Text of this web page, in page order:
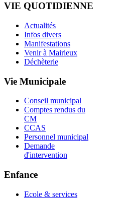
VIE QUOTIDIENNE
Actualités
Infos divers
Manifestations
Venir à Mairieux
Déchèterie
Vie Municipale
Conseil municipal
Comptes rendus du
CM
CCAS
Personnel municipal
Demande
d'intervention
Enfance
Ecole & services